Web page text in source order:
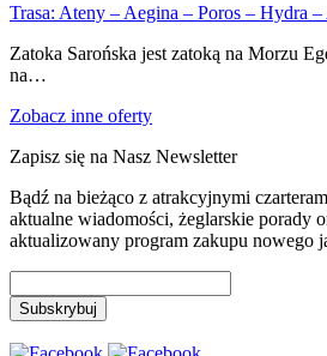
Trasa: Ateny – Aegina – Poros – Hydra
Zatoka Sarońska jest zatoką na Morzu
na…
Zobacz inne oferty
Zapisz się na Nasz Newsletter
Bądź na bieżąco z atrakcyjnymi
aktualne wiadomości, żeglarskie porady
aktualizowany program zakupu nowego